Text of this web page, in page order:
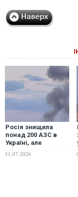
Росія знищила
понад 200 АЗС в
Україні, але
немає, - FT
31.07.2026